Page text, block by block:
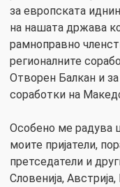
за европската
на нашата држава
рамноправно
регионалните
Отворен Балкан и за
соработки на
Особено ме радува
моите пријатели,
претседатели и
Словенија,